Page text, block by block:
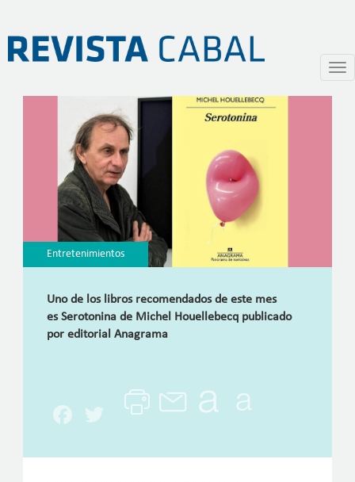
Pasar
contenido
Serotonina
Entretenimientos
Uno de los libros recomendados de este mes
es Serotonina de Michel Houellebecq publicado
por editorial Anagrama
Facebook
Twitter